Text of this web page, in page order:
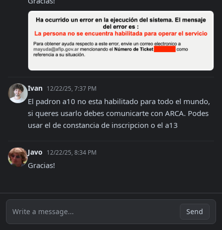
Ivan 12/22/25, 7:37 PM
El padron a10 no esta habilitado para todo el mundo,
si queres usarlo debes comunicarte con ARCA. Podes
usar el de constancia de inscripcion o el a13
Javo 12/22/25, 8:34 PM
Gracias!
Write a message... Send